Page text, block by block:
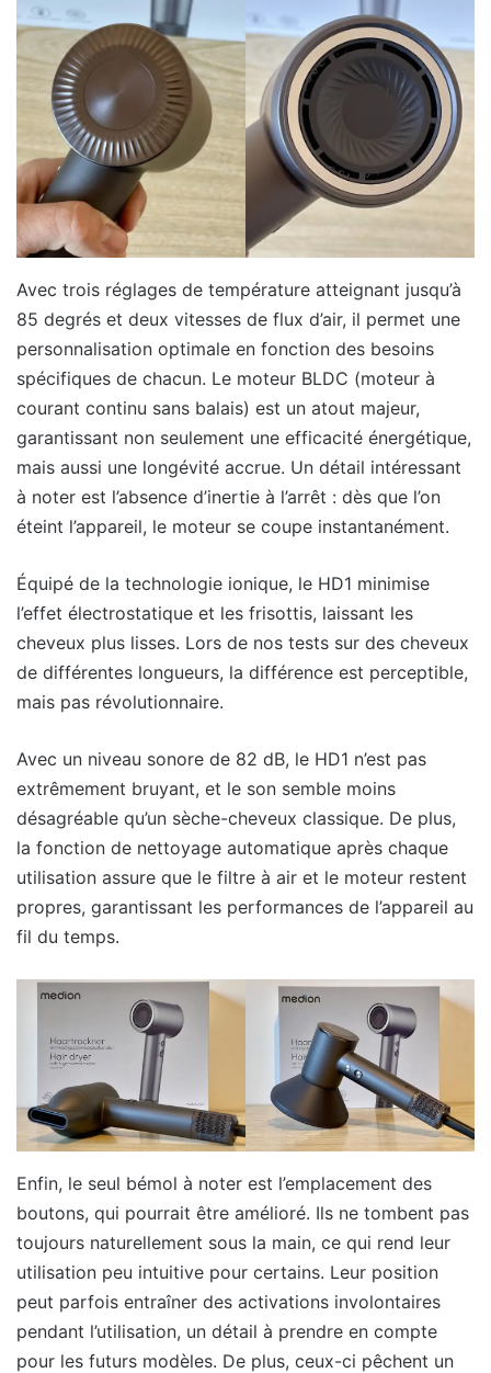
Avec trois réglages de température atteignant jusqu’à
85 degrés et deux vitesses de flux d’air, il permet une
personnalisation optimale en fonction des besoins
spécifiques de chacun. Le moteur BLDC (moteur à
courant continu sans balais) est un atout majeur,
garantissant non seulement une efficacité énergétique,
mais aussi une longévité accrue. Un détail intéressant
à noter est l’absence d’inertie à l’arrêt : dès que l’on
éteint l’appareil, le moteur se coupe instantanément.
Équipé de la technologie ionique, le HD1 minimise
l’effet électrostatique et les frisottis, laissant les
cheveux plus lisses. Lors de nos tests sur des cheveux
de différentes longueurs, la différence est perceptible,
mais pas révolutionnaire.
Avec un niveau sonore de 82 dB, le HD1 n’est pas
extrêmement bruyant, et le son semble moins
désagréable qu’un sèche-cheveux classique. De plus,
la fonction de nettoyage automatique après chaque
utilisation assure que le filtre à air et le moteur restent
propres, garantissant les performances de l’appareil au
fil du temps.
Enfin, le seul bémol à noter est l’emplacement des
boutons, qui pourrait être amélioré. Ils ne tombent pas
toujours naturellement sous la main, ce qui rend leur
utilisation peu intuitive pour certains. Leur position
peut parfois entraîner des activations involontaires
pendant l’utilisation, un détail à prendre en compte
pour les futurs modèles. De plus, ceux-ci pêchent un